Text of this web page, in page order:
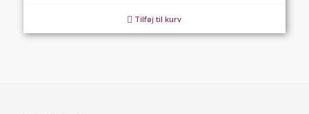
Tilføj til kurv